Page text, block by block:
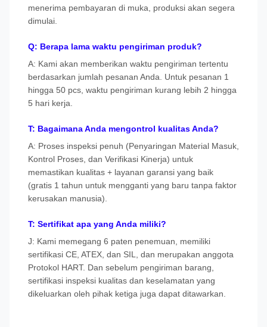
menerima pembayaran di muka, produksi akan segera
dimulai.
Q: Berapa lama waktu pengiriman produk?
A: Kami akan memberikan waktu pengiriman tertentu
berdasarkan jumlah pesanan Anda. Untuk pesanan 1
hingga 50 pcs, waktu pengiriman kurang lebih 2 hingga
5 hari kerja.
T: Bagaimana Anda mengontrol kualitas Anda?
A: Proses inspeksi penuh (Penyaringan Material Masuk,
Kontrol Proses, dan Verifikasi Kinerja) untuk
memastikan kualitas + layanan garansi yang baik
(gratis 1 tahun untuk mengganti yang baru tanpa faktor
kerusakan manusia).
T: Sertifikat apa yang Anda miliki?
J: Kami memegang 6 paten penemuan, memiliki
sertifikasi CE, ATEX, dan SIL, dan merupakan anggota
Protokol HART. Dan sebelum pengiriman barang,
sertifikasi inspeksi kualitas dan keselamatan yang
dikeluarkan oleh pihak ketiga juga dapat ditawarkan.